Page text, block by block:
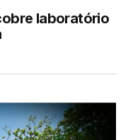
laboratório